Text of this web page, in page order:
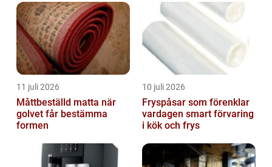
11 juli 2026
Måttbeställd matta när
golvet får bestämma
formen
10 juli 2026
Fryspåsar som förenklar
vardagen smart förvaring
i kök och frys